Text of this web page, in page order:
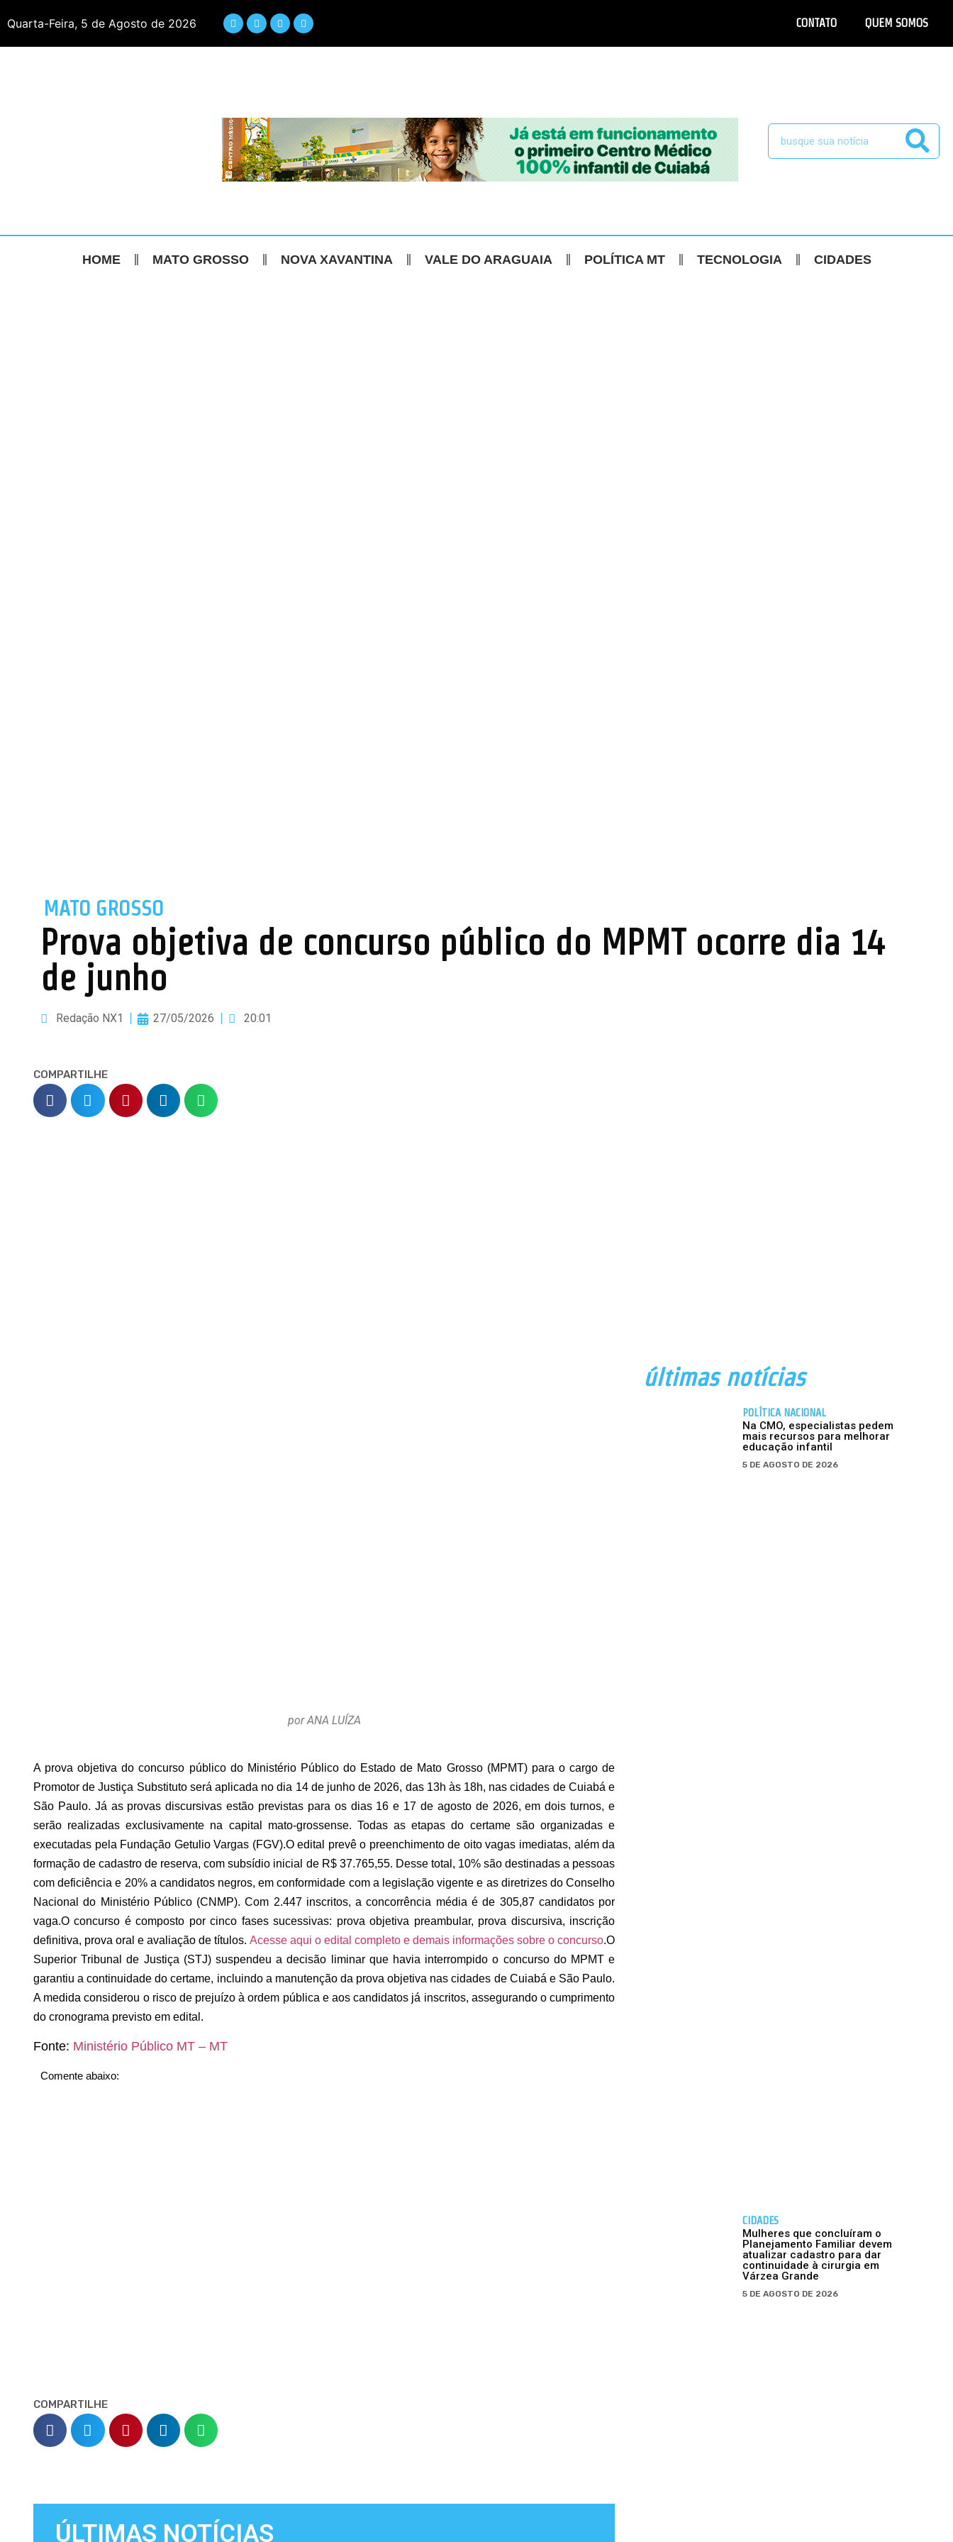
Quarta-Feira, 5 de Agosto de 2026 CONTATO QUEM SOMOS
HOME MATO GROSSO NOVA XAVANTINA VALE DO ARAGUAIA POLÍTICA MT TECNOLOGIA CIDADES
MATO GROSSO
Prova objetiva de concurso público do MPMT ocorre dia 14
de junho
Redação NX1 27/05/2026 20:01
COMPARTILHE
por ANA LUÍZA
A prova objetiva do concurso público do Ministério Público do Estado de Mato Grosso (MPMT) para o cargo de
Promotor de Justiça Substituto será aplicada no dia 14 de junho de 2026, das 13h às 18h, nas cidades de Cuiabá e
São Paulo. Já as provas discursivas estão previstas para os dias 16 e 17 de agosto de 2026, em dois turnos, e
serão realizadas exclusivamente na capital mato-grossense. Todas as etapas do certame são organizadas e
executadas pela Fundação Getulio Vargas (FGV).O edital prevê o preenchimento de oito vagas imediatas, além da
formação de cadastro de reserva, com subsídio inicial de R$ 37.765,55. Desse total, 10% são destinadas a pessoas
com deficiência e 20% a candidatos negros, em conformidade com a legislação vigente e as diretrizes do Conselho
Nacional do Ministério Público (CNMP). Com 2.447 inscritos, a concorrência média é de 305,87 candidatos por
vaga.O concurso é composto por cinco fases sucessivas: prova objetiva preambular, prova discursiva, inscrição
definitiva, prova oral e avaliação de títulos.Acesse aqui o edital completo e demais informações sobre o concurso.O
Superior Tribunal de Justiça (STJ) suspendeu a decisão liminar que havia interrompido o concurso do MPMT e
garantiu a continuidade do certame, incluindo a manutenção da prova objetiva nas cidades de Cuiabá e São Paulo.
A medida considerou o risco de prejuízo à ordem pública e aos candidatos já inscritos, assegurando o cumprimento
do cronograma previsto em edital.
Fonte: Ministério Público MT – MT
Comente abaixo:
COMPARTILHE
ÚLTIMAS NOTÍCIAS
últimas notícias
POLÍTICA NACIONAL
Na CMO, especialistas pedem
mais recursos para melhorar
educação infantil
5 DE AGOSTO DE 2026
CIDADES
Mulheres que concluíram o
Planejamento Familiar devem
atualizar cadastro para dar
continuidade à cirurgia em
Várzea Grande
5 DE AGOSTO DE 2026